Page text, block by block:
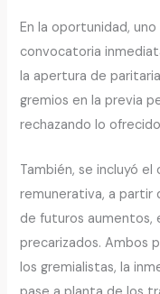
En la oportunidad,
convocatoria
la apertura de
gremios en la previa
rechazando lo
También, se incluyó
remunerativa, a partir
de futuros aumentos,
precarizados. Ambos
los gremialistas, la